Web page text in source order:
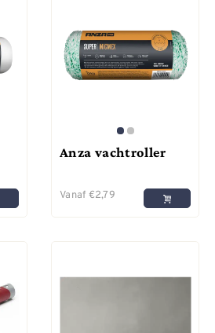
Anza vachtroller
Vanaf €2,79